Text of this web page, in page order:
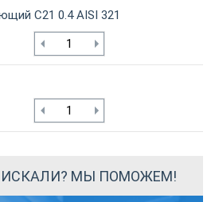
С21 0.4 AISI 321
ИСКАЛИ? МЫ ПОМОЖЕМ!